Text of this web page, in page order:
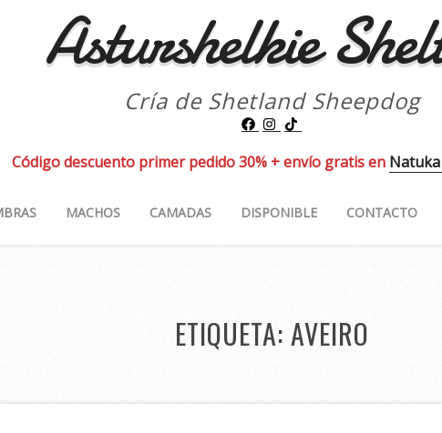
Asturshelkie
Cría de Shetland Sheepdog
Código descuento primer pedido 30% + envío gratis en
MACHOS CAMADAS DISPONIBLE CONTACTO
ETIQUETA: AVEIRO